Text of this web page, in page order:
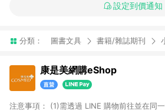
設定到價通知
分類： 圖書文具 書籍/雜誌期刊
康是美網購eShop
注意事項：​ (1)需透過 LINE 購物前往並在同